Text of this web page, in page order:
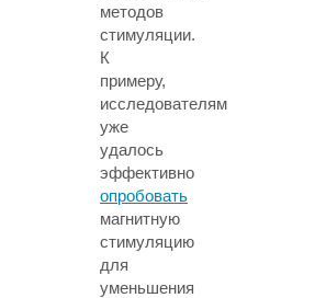
методов
стимуляции.
К
примеру,
исследователям
уже
удалось
эффективно
опробовать
магнитную
стимуляцию
для
уменьшения